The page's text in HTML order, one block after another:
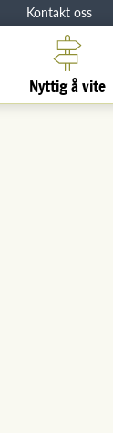
Kontakt oss
Nyttig å vite